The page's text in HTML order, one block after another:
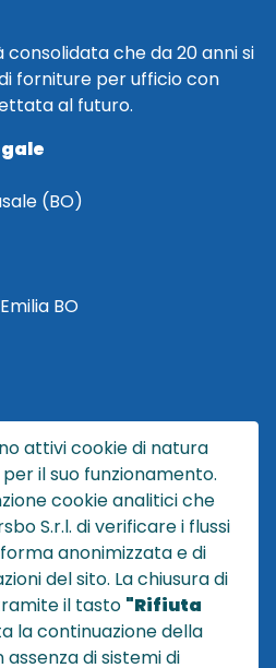
consolidata che da 20 anni si
forniture per ufficio con
al futuro.
(BO)
BO
attivi cookie di natura
il suo funzionamento.
cookie analitici che
S.r.l. di verificare i flussi
anonimizzata e di
del sito. La chiusura di
il tasto "Rifiuta
la continuazione della
assenza di sistemi di